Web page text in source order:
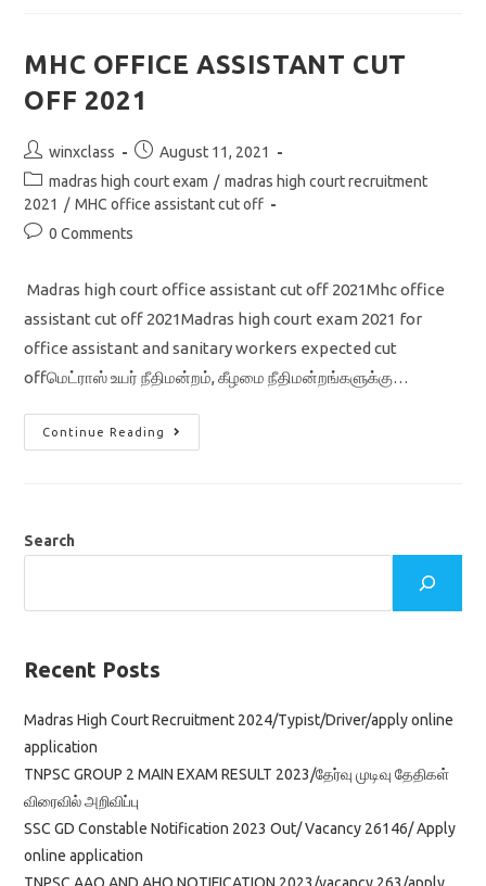
OFFICE
ASSISTANT
MHC OFFICE ASSISTANT CUT
OFF 2021
Post
author:
winxclass
Post
published:
August 11, 2021
Post
category:
madras high court exam / madras high court recruitment
2021 / MHC office assistant cut off
Post0 Comments
Madras high court office assistant cut off 2021Mhc office
assistant cut off 2021Madras high court exam 2021 for
office assistant and sanitary workers expected cut
offமெட்ராஸ் உயர் நீதிமன்றம், கீழமை நீதிமன்றங்களுக்கு…
Continue Reading
MHC
OFFICE
Search
Recent Posts
Madras High Court Recruitment 2024/Typist/Driver/apply online
application
TNPSC GROUP 2 MAIN EXAM RESULT 2023/தேர்வு முடிவு தேதிகள்
விரைவில் அறிவிப்பு
SSC GD Constable Notification 2023 Out/ Vacancy 26146/ Apply
online application
TNPSC AAO AND AHO NOTIFICATION 2023/vacancy 263/apply